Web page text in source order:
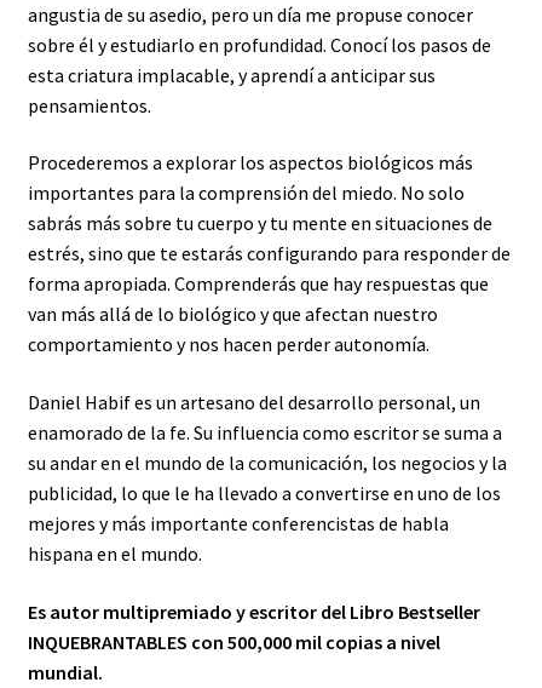
angustia de su asedio, pero un día me propuse conocer
sobre él y estudiarlo en profundidad. Conocí los pasos de
esta criatura implacable, y aprendí a anticipar sus
pensamientos.
Procederemos a explorar los aspectos biológicos más
importantes para la comprensión del miedo. No solo
sabrás más sobre tu cuerpo y tu mente en situaciones de
estrés, sino que te estarás configurando para responder de
forma apropiada. Comprenderás que hay respuestas que
van más allá de lo biológico y que afectan nuestro
comportamiento y nos hacen perder autonomía.
Daniel Habif es un artesano del desarrollo personal, un
enamorado de la fe. Su influencia como escritor se suma a
su andar en el mundo de la comunicación, los negocios y la
publicidad, lo que le ha llevado a convertirse en uno de los
mejores y más importante conferencistas de habla
hispana en el mundo.
Es autor multipremiado y escritor del Libro Bestseller
INQUEBRANTABLES con 500,000 mil copias a nivel
mundial.